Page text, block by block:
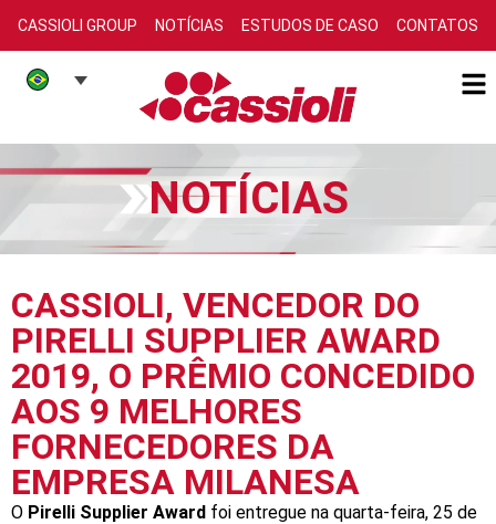
CASSIOLI GROUP NOTÍCIAS ESTUDOS DE CASO CONTATOS
NOTÍCIAS
CASSIOLI, VENCEDOR DO
PIRELLI SUPPLIER AWARD
2019, O PRÊMIO CONCEDIDO
AOS 9 MELHORES
FORNECEDORES DA
EMPRESA MILANESA
O Pirelli Supplier Award foi entregue na quarta-feira, 25 de